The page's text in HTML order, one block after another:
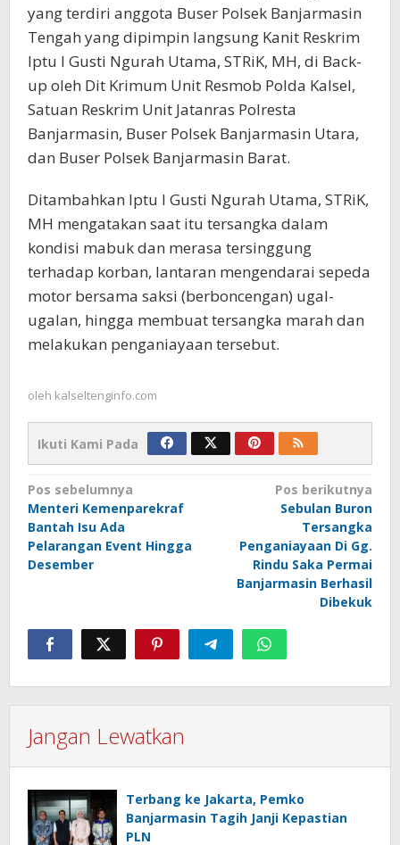
yang terdiri anggota Buser Polsek Banjarmasin
Tengah yang dipimpin langsung Kanit Reskrim
Iptu I Gusti Ngurah Utama, STRiK, MH, di Back-
up oleh Dit Krimum Unit Resmob Polda Kalsel,
Satuan Reskrim Unit Jatanras Polresta
Banjarmasin, Buser Polsek Banjarmasin Utara,
dan Buser Polsek Banjarmasin Barat.
Ditambahkan Iptu I Gusti Ngurah Utama, STRiK,
MH mengatakan saat itu tersangka dalam
kondisi mabuk dan merasa tersinggung
terhadap korban, lantaran mengendarai sepeda
motor bersama saksi (berboncengan) ugal-
ugalan, hingga membuat tersangka marah dan
melakukan penganiayaan tersebut.
oleh kalseltenginfo.com
Ikuti Kami Pada
Navigasi
pos
Pos sebelumnya
Menteri Kemenparekraf
Bantah Isu Ada
Pelarangan Event Hingga
Desember
Pos berikutnya
Sebulan Buron
Tersangka
Penganiayaan Di Gg.
Rindu Saka Permai
Banjarmasin Berhasil
Dibekuk
Jangan Lewatkan
Terbang ke Jakarta, Pemko
Banjarmasin Tagih Janji Kepastian
PLN